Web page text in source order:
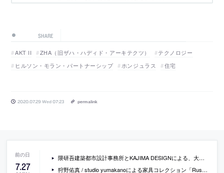
SHARE
AKT II ZHA（旧ザハ・ハディド・アーキテクツ）
テクノロジー
ヒルソン・モラン・パートナーシップ
ホンジュラス 住宅
2020.07.29 Wed 07:23 permalink
7.27
隈研吾建築都市設計事務所とKAJIMA DESIGNによる、大阪の、村野藤吾の大阪新歌舞伎座の意匠を継承し建て替えた宿泊施設「ホテルロイヤルクラシック大阪」の写真
狩野佑真 / studio yumakanoによる家具コレクション「Rust Harvest Furniture」